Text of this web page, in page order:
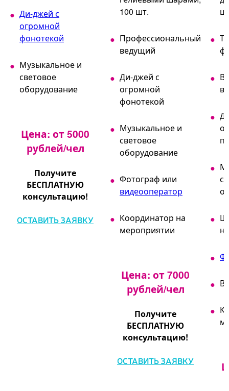
Ди-джей с
огромной
фонотекой
Музыкальное и
световое
оборудование
Цена: от 5000
рублей/чел
Получите
БЕСПЛАТНУЮ
консультацию!
ОСТАВИТЬ ЗАЯВКУ
100 шт.
Профессиональный
ведущий
Ди-джей с
огромной
фонотекой
Музыкальное и
световое
оборудование
Фотограф или
видеооператор
Координатор на
мероприятии
Цена: от 7000
рублей/чел
Получите
БЕСПЛАТНУЮ
консультацию!
ОСТАВИТЬ ЗАЯВКУ